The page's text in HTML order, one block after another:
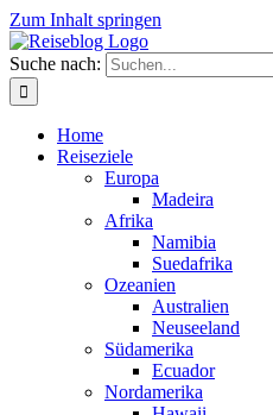
Zum Inhalt springen
Suche nach:
Home
Reiseziele
Europa
Madeira
Afrika
Namibia
Suedafrika
Ozeanien
Australien
Neuseeland
Südamerika
Ecuador
Nordamerika